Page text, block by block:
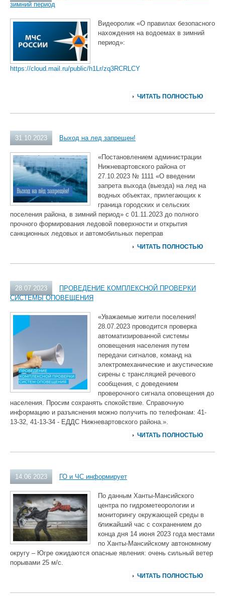
зимний период
Видеоролик «О правилах безопасного
нахождения на водоемах в зимний
период»:
https://cloud.mail.ru/public/h1Lr/zq3RCRLCY
ЧИТАТЬ ПОЛНОСТЬЮ
31.10.2023 Выход на лед запрещен!
«Постановлением администрации
Нижневартовского района от
27.10.2023 № 1111 «О введении
запрета выхода (выезда) на лед на
водных объектах, прилегающих к
граница городских и сельских
поселения района, в зимний период» с 01.11.2023 до полного
прочного формирования ледовой поверхности и открытия
санкционных ледовых и автомобильных переправ
ЧИТАТЬ ПОЛНОСТЬЮ
28.07.2023
ПРОВЕДЕНИЕ КОМПЛЕКСНОЙ ПРОВЕРКИ
СИСТЕМЫ ОПОВЕЩЕНИЯ
«Уважаемые жители поселения!
28.07.2023 проводится проверка
автоматизированной системы
оповещения населения путем
передачи сигналов, команд на
электромеханические и акустические
сирены с трансляцией речевого
сообщения, с доведением
проверочного сигнала оповещения до
населения. Просим сохранять спокойствие. Справочную
информацию и разъяснения можно получить по телефонам: 41-
13-32, 41-13-34 - ЕДДС Нижневартовского района.».
ЧИТАТЬ ПОЛНОСТЬЮ
14.06.2023 ГО и ЧС информирует
По данным Ханты-Мансийского
центра по гидрометеорологии и
мониторингу окружающей среды в
ближайший час с сохранением до
конца дня 14 июня 2023 года местами
по Ханты-Мансийскому автономному
округу – Югре ожидаются опасные явления: очень сильный ветер
порывами 25 м/с.
ЧИТАТЬ ПОЛНОСТЬЮ